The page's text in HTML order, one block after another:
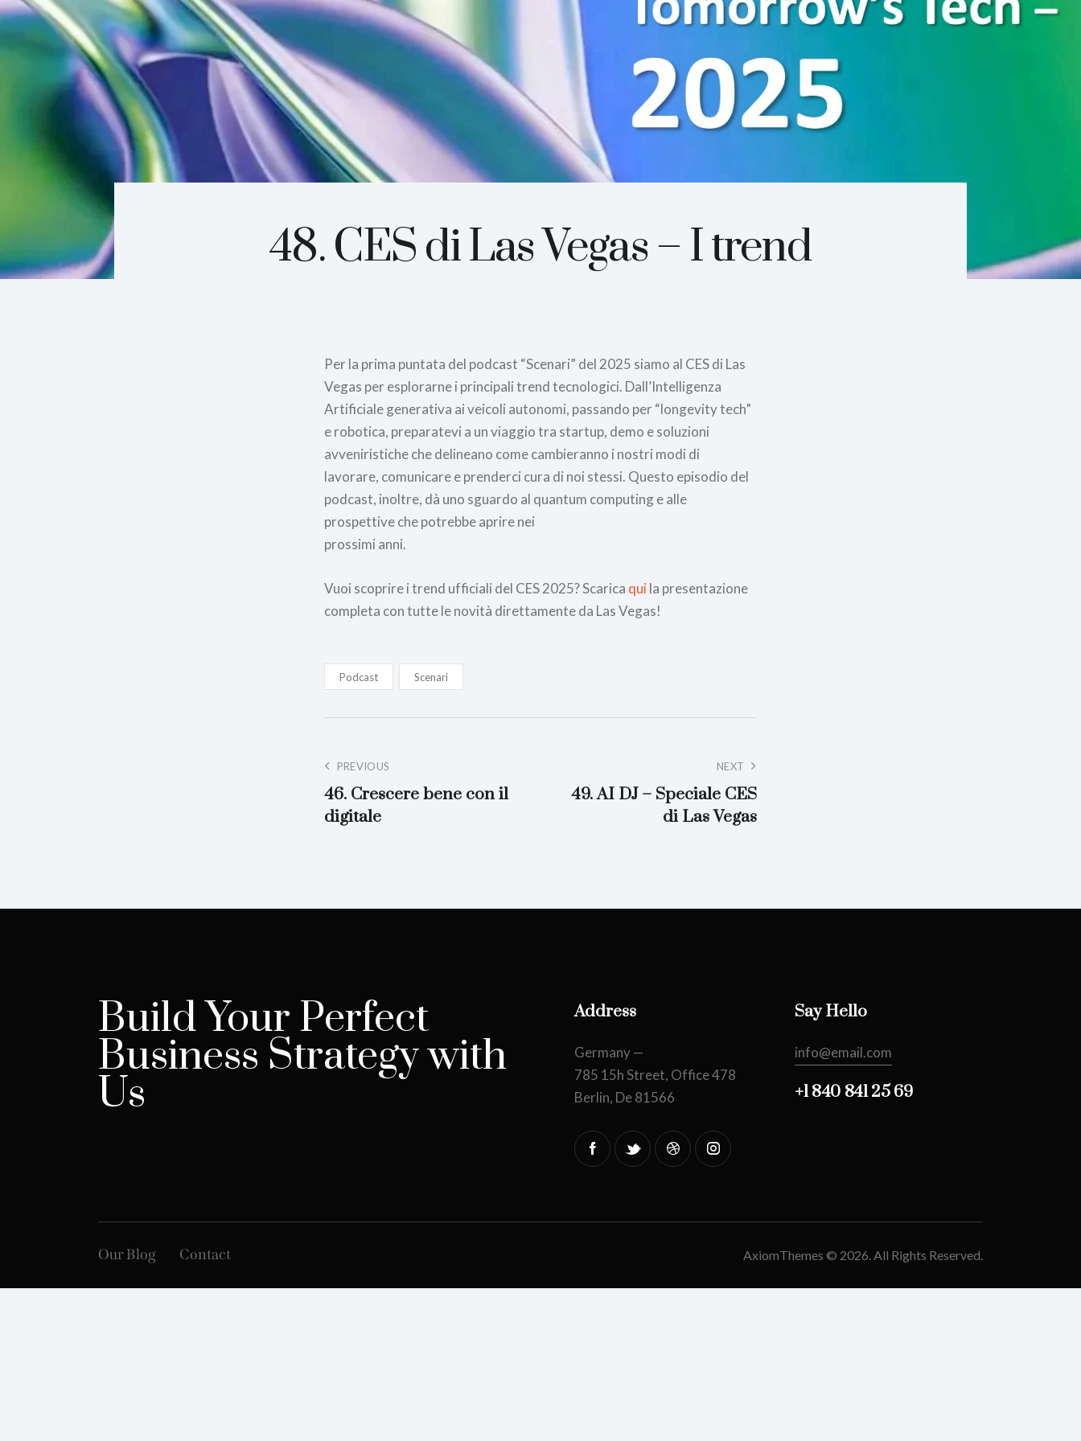
48. CES di Las Vegas – I trend
Per la prima puntata del podcast “Scenari” del 2025 siamo al CES di Las
Vegas per esplorarne i principali trend tecnologici. Dall’Intelligenza
Artificiale generativa ai veicoli autonomi, passando per “longevity tech”
e robotica, preparatevi a un viaggio tra startup, demo e soluzioni
avveniristiche che delineano come cambieranno i nostri modi di
lavorare, comunicare e prenderci cura di noi stessi. Questo episodio del
podcast, inoltre, dà uno sguardo al quantum computing e alle
prospettive che potrebbe aprire nei
prossimi anni.
Vuoi scoprire i trend ufficiali del CES 2025? Scarica quila presentazione
completa con tutte le novità direttamente da Las Vegas!
Podcast Scenari
PREVIOUS
46. Crescere bene con il
digitale
NEXT
49. AI DJ – Speciale CES
di Las Vegas
Build Your Perfect
Business Strategy with
Us
Address
Germany —
785 15h Street, Office 478
Berlin, De 81566
Say Hello
info@email.com
+1 840 841 25 69
Our Blog Contact AxiomThemes © 2026. All Rights Reserved.